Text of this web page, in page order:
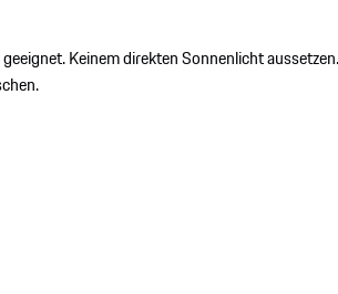
Keinem direkten Sonnenlicht